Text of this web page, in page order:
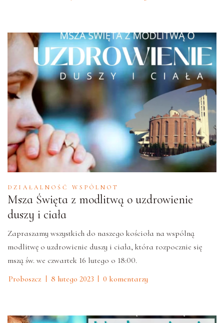
DZIAŁALNOŚĆ WSPÓLNOT
Msza Święta z modlitwą o uzdrowienie
duszy i ciała
Zapraszamy wszystkich do naszego kościoła na wspólną
modlitwę o uzdrowienie duszy i ciała, która rozpocznie się
mszą św. we czwartek 16 lutego o 18:00.
Proboszcz
8 lutego 2023 0 komentarzy